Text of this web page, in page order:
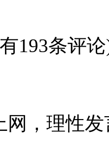
193条评
网，理性